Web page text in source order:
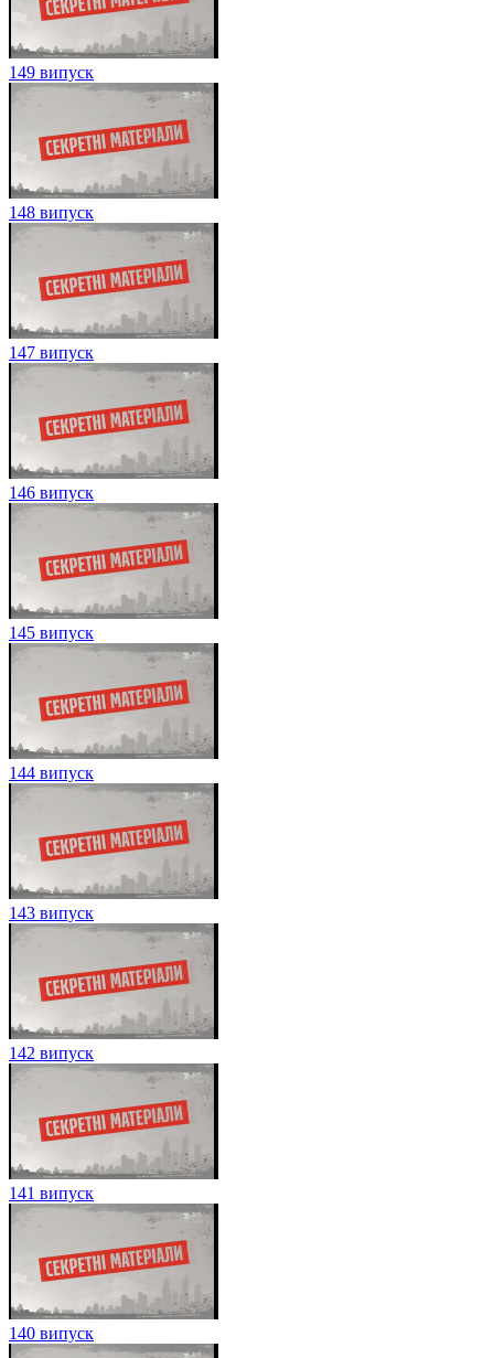
149 випуск
148 випуск
147 випуск
146 випуск
145 випуск
144 випуск
143 випуск
142 випуск
141 випуск
140 випуск